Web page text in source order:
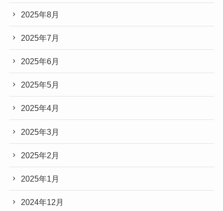
2025年8月
2025年7月
2025年6月
2025年5月
2025年4月
2025年3月
2025年2月
2025年1月
2024年12月